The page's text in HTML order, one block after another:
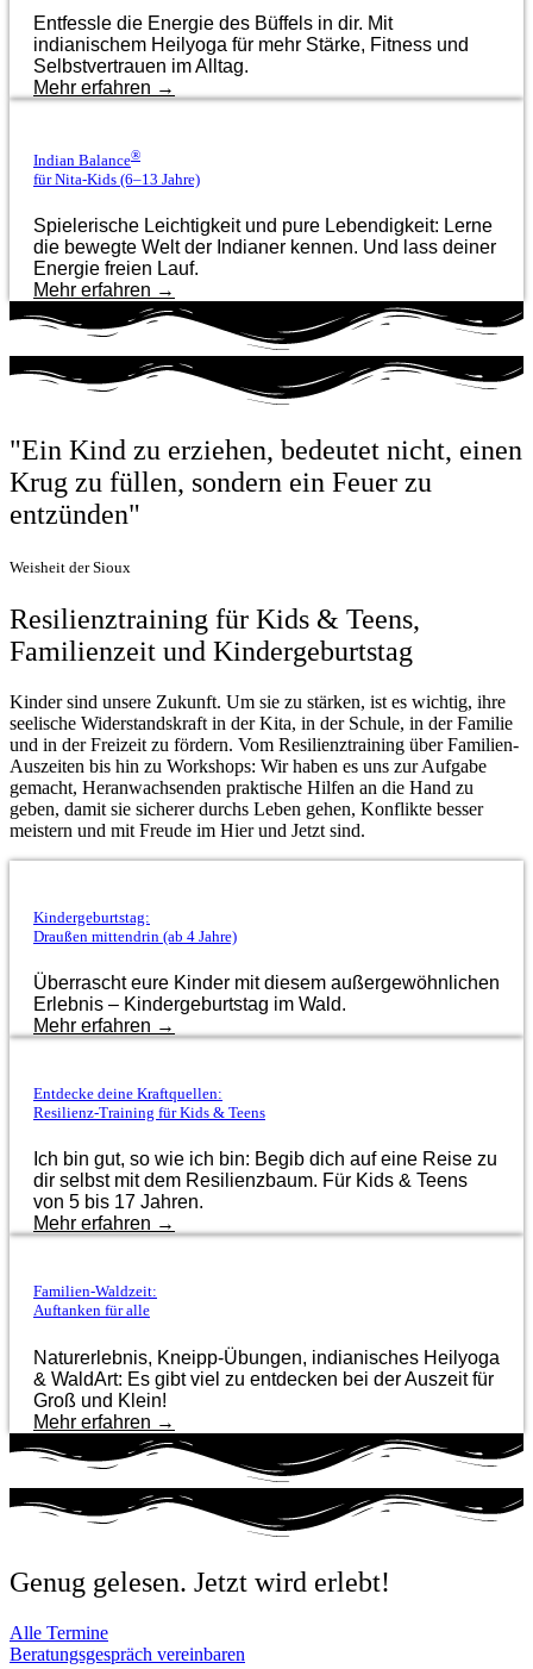
Entfessle die Energie des Büffels in dir. Mit
indianischem Heilyoga für mehr Stärke, Fitness und
Selbstvertrauen im Alltag.
Mehr erfahren →
Indian Balance®
für Nita-Kids (6–13 Jahre)
Spielerische Leichtigkeit und pure Lebendigkeit: Lerne
die bewegte Welt der Indianer kennen. Und lass deiner
Energie freien Lauf.
Mehr erfahren →
"Ein Kind zu erziehen, bedeutet nicht, einen
Krug zu füllen, sondern ein Feuer zu
entzünden"
Weisheit der Sioux
Resilienztraining für Kids & Teens,
Familienzeit und Kindergeburtstag
Kinder sind unsere Zukunft. Um sie zu stärken, ist es wichtig, ihre
seelische Widerstandskraft in der Kita, in der Schule, in der Familie
und in der Freizeit zu fördern. Vom Resilienztraining über Familien-
Auszeiten bis hin zu Workshops: Wir haben es uns zur Aufgabe
gemacht, Heranwachsenden praktische Hilfen an die Hand zu
geben, damit sie sicherer durchs Leben gehen, Konflikte besser
meistern und mit Freude im Hier und Jetzt sind.
Kindergeburtstag:
Draußen mittendrin (ab 4 Jahre)
Überrascht eure Kinder mit diesem außergewöhnlichen
Erlebnis – Kindergeburtstag im Wald.
Mehr erfahren →
Entdecke deine Kraftquellen:
Resilienz-Training für Kids & Teens
Ich bin gut, so wie ich bin: Begib dich auf eine Reise zu
dir selbst mit dem Resilienzbaum. Für Kids & Teens
von 5 bis 17 Jahren.
Mehr erfahren →
Familien-Waldzeit:
Auftanken für alle
Naturerlebnis, Kneipp-Übungen, indianisches Heilyoga
& WaldArt: Es gibt viel zu entdecken bei der Auszeit für
Groß und Klein!
Mehr erfahren →
Genug gelesen. Jetzt wird erlebt!
Alle Termine
Beratungsgespräch vereinbaren